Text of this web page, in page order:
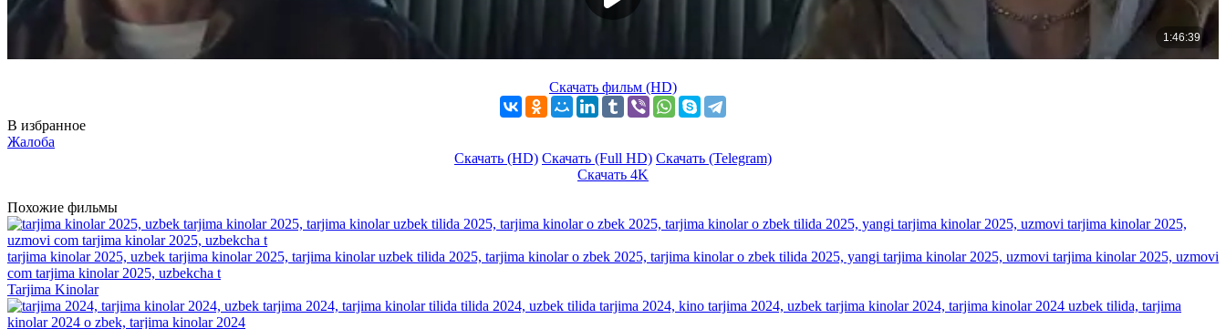
Скачать фильм (HD)
В избранное
Жалоба
Скачать (HD) Скачать (Full HD) Скачать (Telegram)
Скачать 4K
Похожие фильмы
tarjima kinolar 2025, uzbek tarjima kinolar 2025, tarjima kinolar uzbek tilida 2025, tarjima kinolar o zbek 2025, tarjima kinolar o zbek tilida 2025, yangi tarjima kinolar 2025, uzmovi tarjima kinolar 2025, uzmovi
com tarjima kinolar 2025, uzbekcha t
Tarjima Kinolar